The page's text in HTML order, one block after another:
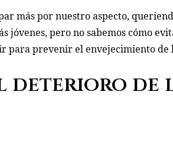
más por nuestro aspecto,
jóvenes, pero no sabemos cómo
para prevenir el envejecimiento de
deterioro de